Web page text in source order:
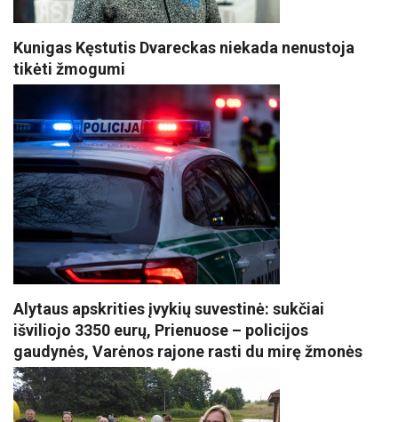
Kunigas Kęstutis Dvareckas niekada nenustoja
tikėti žmogumi
Alytaus apskrities įvykių suvestinė: sukčiai
išviliojo 3350 eurų, Prienuose – policijos
gaudynės, Varėnos rajone rasti du mirę žmonės